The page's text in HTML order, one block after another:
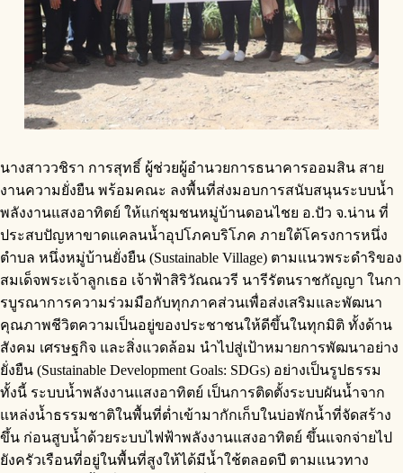
นางสาววชิรา การสุทธิ์ ผู้ช่วยผู้อำนวยการธนาคารออมสิน สาย
งานความยั่งยืน พร้อมคณะ ลงพื้นที่ส่งมอบการสนับสนุนระบบน้ำ
พลังงานแสงอาทิตย์ ให้แก่ชุมชนหมู่บ้านดอนไชย อ.ปัว จ.น่าน ที่
ประสบปัญหาขาดแคลนน้ำอุปโภคบริโภค ภายใต้โครงการหนึ่ง
ตำบล หนึ่งหมู่บ้านยั่งยืน (Sustainable Village) ตามแนวพระดำริของ
สมเด็จพระเจ้าลูกเธอ เจ้าฟ้าสิริวัณณวรี นารีรัตนราชกัญญา ในกา
รบูรณาการความร่วมมือกับทุกภาคส่วนเพื่อส่งเสริมและพัฒนา
คุณภาพชีวิตความเป็นอยู่ของประชาชนให้ดีขึ้นในทุกมิติ ทั้งด้าน
สังคม เศรษฐกิจ และสิ่งแวดล้อม นำไปสู่เป้าหมายการพัฒนาอย่าง
ยั่งยืน (Sustainable Development Goals: SDGs) อย่างเป็นรูปธรรม
ทั้งนี้ ระบบน้ำพลังงานแสงอาทิตย์ เป็นการติดตั้งระบบผันน้ำจาก
แหล่งน้ำธรรมชาติในพื้นที่ต่ำเข้ามากักเก็บในบ่อพักน้ำที่จัดสร้าง
ขึ้น ก่อนสูบน้ำด้วยระบบไฟฟ้าพลังงานแสงอาทิตย์ ขึ้นแจกจ่ายไป
ยังครัวเรือนที่อยู่ในพื้นที่สูงให้ได้มีน้ำใช้ตลอดปี ตามแนวทาง